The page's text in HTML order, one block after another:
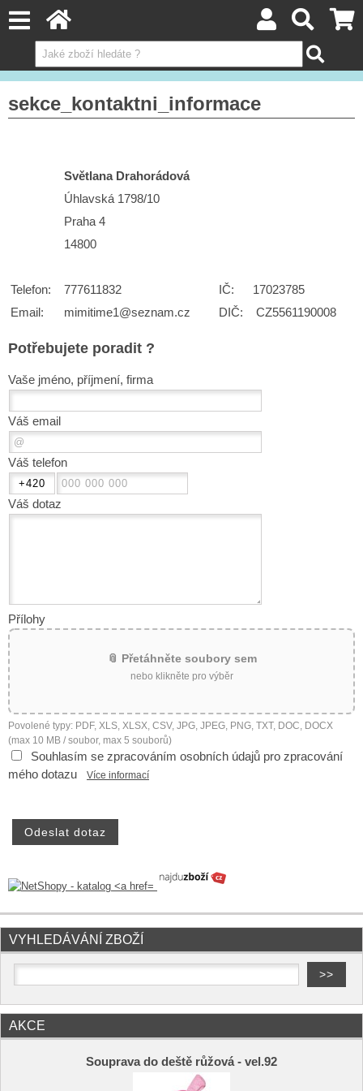
sekce_kontaktni_informace
Světlana Drahorádová
Úhlavská 1798/10
Praha 4
14800
Telefon: 777611832 IČ:
17023785
Email:
mimitime1@seznam.cz DIČ: CZ5561190008
Potřebujete poradit ?
Vaše jméno, příjmení, firma
Váš email
Váš telefon
Váš dotaz
Přílohy
📎 Přetáhněte soubory sem
nebo klikněte pro výběr
Povolené typy: PDF, XLS, XLSX, CSV, JPG, JPEG, PNG, TXT, DOC, DOCX
(max 10 MB / soubor, max 5 souborů)
Souhlasím se zpracováním osobních údajů pro zpracování
mého dotazu
Více informací
VYHLEDÁVÁNÍ ZBOŽÍ
AKCE
Souprava do deště růžová - vel.92